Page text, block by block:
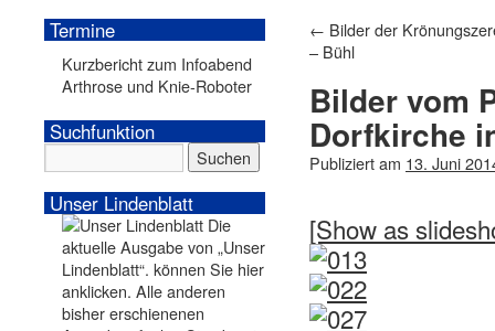
← Bilder der
– Bühl
Bilder vom
Dorfkirche
Publiziert am 13. Juni
[Show as
Termine
Kurzbericht zum Infoabend
Arthrose und Knie-Roboter
Suchfunktion
Unser Lindenblatt